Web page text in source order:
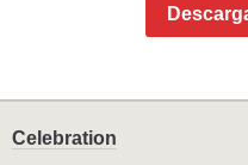
Celebration